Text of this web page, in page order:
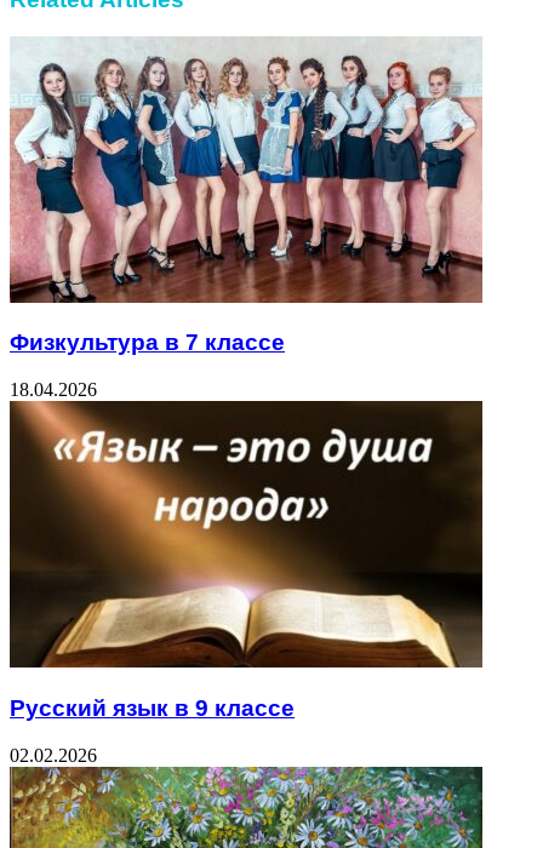
Физкультура в 7 классе
18.04.2026
Русский язык в 9 классе
02.02.2026